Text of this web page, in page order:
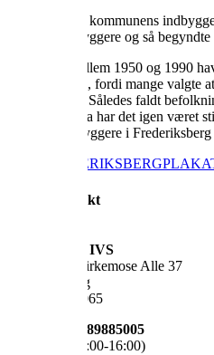
Frederiksberg kommunens
118.993 indbyggere og så
I perioden mellem 1950 og 1990
befolkningstal, fordi mange valgte
i forstæderne. Således faldt
1990. Siden da har det igen været
104.410 indbyggere i
KØB
Kontakt
VILAKULA IVS
Pyramiden, Birkemose Alle 37
6000 Kolding
CVR: 39718065
Telefon: +45 89885005
(Hverdage 08:00-16:00)